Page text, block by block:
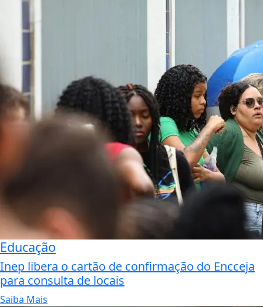
Educação
Inep libera o cartão de confirmação do Encceja
para consulta de locais
Saiba Mais